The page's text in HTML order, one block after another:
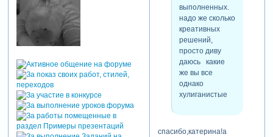
выполненных.
надо же сколько
креативных
решений,
просто диву
даюсь какие
же вы все
однако
хулиганистые
спасибо,катерина!а